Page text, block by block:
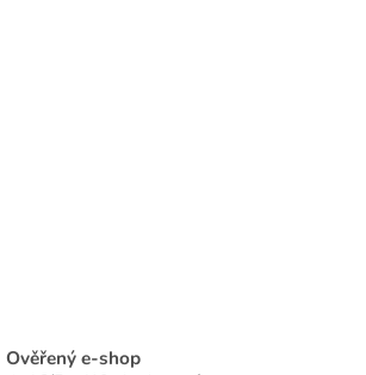
Ověřený e-shop